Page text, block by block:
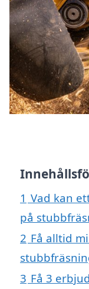
1 Vad kan
på
2 Få alltid
3 Få 3